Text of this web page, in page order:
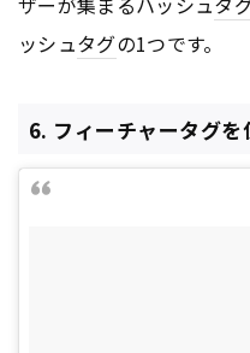
ッシュタグの1つです。
6. フィーチャータグを